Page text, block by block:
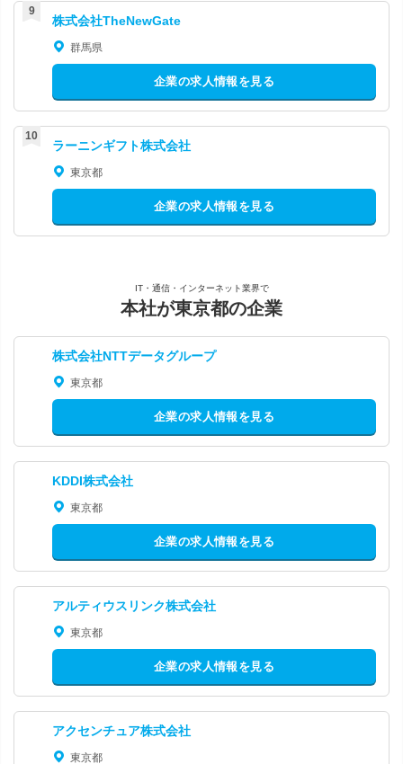
株式会社TheNewGate
群馬県
企業の求人情報を見る
ラーニンギフト株式会社
東京都
企業の求人情報を見る
IT・通信・インターネット業界で
本社が東京都の企業
株式会社NTTデータグループ
東京都
企業の求人情報を見る
KDDI株式会社
東京都
企業の求人情報を見る
アルティウスリンク株式会社
東京都
企業の求人情報を見る
アクセンチュア株式会社
東京都